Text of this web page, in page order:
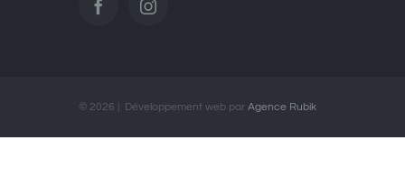
© 2026 | Développement web par Agence Rubik